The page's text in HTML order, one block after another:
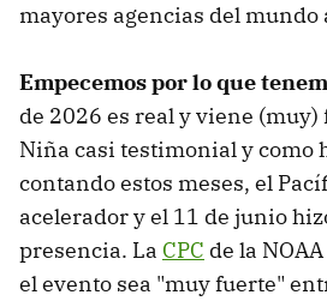
mayores agencias del mundo
Empecemos por lo que
de 2026 es real y viene
Niña casi testimonial y como
contando estos meses, el
acelerador y el 11 de junio
presencia. La CPC de la
el evento sea "muy fuerte"